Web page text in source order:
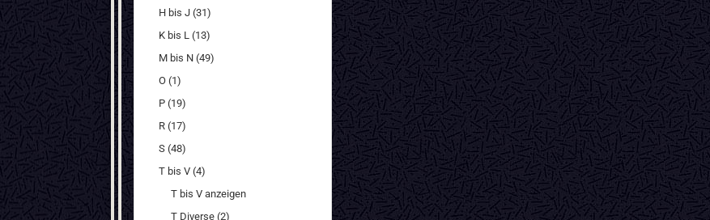
H bis J (31)
K bis L (13)
M bis N (49)
O (1)
P (19)
R (17)
S (48)
T bis V (4)
T bis V anzeigen
T Diverse (2)